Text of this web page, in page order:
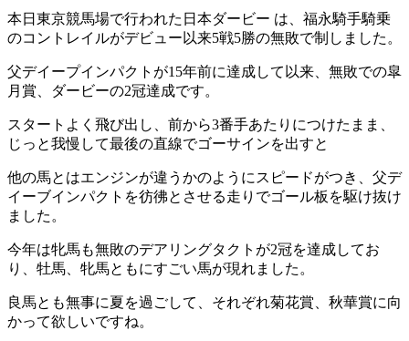
Line
本日東京競馬場で行われた日本ダービー は、福永騎手騎乗
のコントレイルがデビュー以来5戦5勝の無敗で制しました。
父デイープインパクトが15年前に達成して以来、無敗での皐
月賞、ダービーの2冠達成です。
スタートよく飛び出し、前から3番手あたりにつけたまま、
じっと我慢して最後の直線でゴーサインを出すと
他の馬とはエンジンが違うかのようにスピードがつき、父デ
イーブインパクトを彷彿とさせる走りでゴール板を駆け抜け
ました。
今年は牝馬も無敗のデアリングタクトが2冠を達成してお
り、牡馬、牝馬ともにすごい馬が現れました。
良馬とも無事に夏を過ごして、それぞれ菊花賞、秋華賞に向
かって欲しいですね。